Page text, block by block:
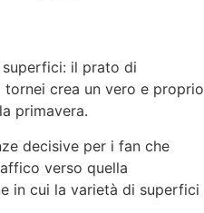
superfici: il prato di
tornei crea un vero e proprio
primavera.
decisive per i fan che
verso quella
in cui la varietà di superfici